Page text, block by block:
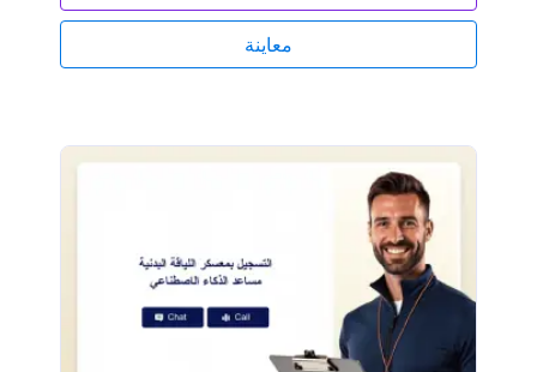
معاينة